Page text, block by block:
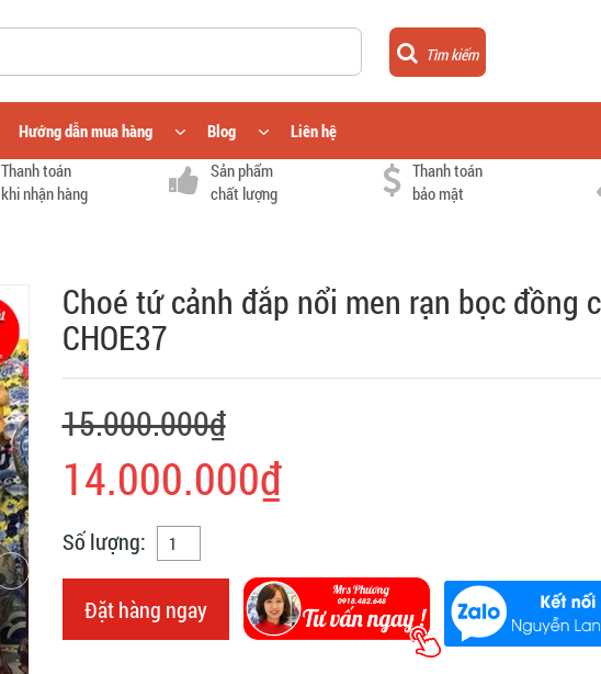
Tìm kiếm
Hướng dẫn mua hàng Blog
Liên hệ
Thanh toán
khi nhận hàng
Sản phẩm
chất lượng
Thanh toán
bảo mật
Choé tứ cảnh đắp nổi men rạn bọc đồng
CHOE37
15.000.000₫
14.000.000₫
Số lượng:
Đặt hàng ngay